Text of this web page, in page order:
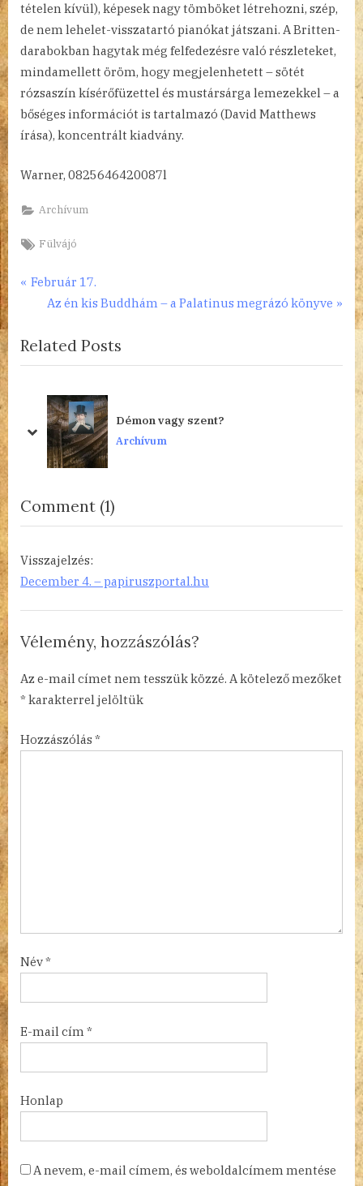
tételen kívül), képesek nagy tömböket létrehozni, szép,
de nem lehelet-visszatartó pianókat játszani. A Britten-
darabokban hagytak még felfedezésre való részleteket,
mindamellett öröm, hogy megjelenhetett – sötét
rózsaszín kísérőfüzettel és mustársárga lemezekkel – a
bőséges információt is tartalmazó (David Matthews
írása), koncentrált kiadvány.
Warner, 0825646420087l
Archívum
Tags:
Fülvájó
Bejegyzés
P
v
i
s
t
Február 17.
N
x
t
o
s
t
:
Az én kis Buddhám – a Palatinus megrázó könyve
Related Posts
Démon vagy szent?
Archívum
prev
next
Comment (1)
“Britten
a
Visszajelzés:
December 4. – papiruszportal.hu
Vélemény, hozzászólás?
Az e-mail címet nem tesszük közzé. A kötelező mezőket
*karakterrel jelöltük
Hozzászólás *
Név*
E-mail cím *
Honlap
A nevem, e-mail címem, és weboldalcímem mentése